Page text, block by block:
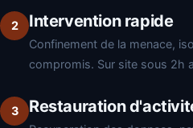
Intervention rapide
Confinement de la menace,
compromis. Sur site sous 2h
Restauration